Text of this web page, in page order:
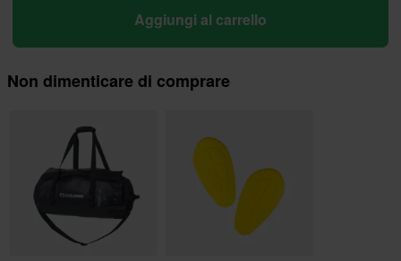
Aggiungi al carrello
Non dimenticare di comprare